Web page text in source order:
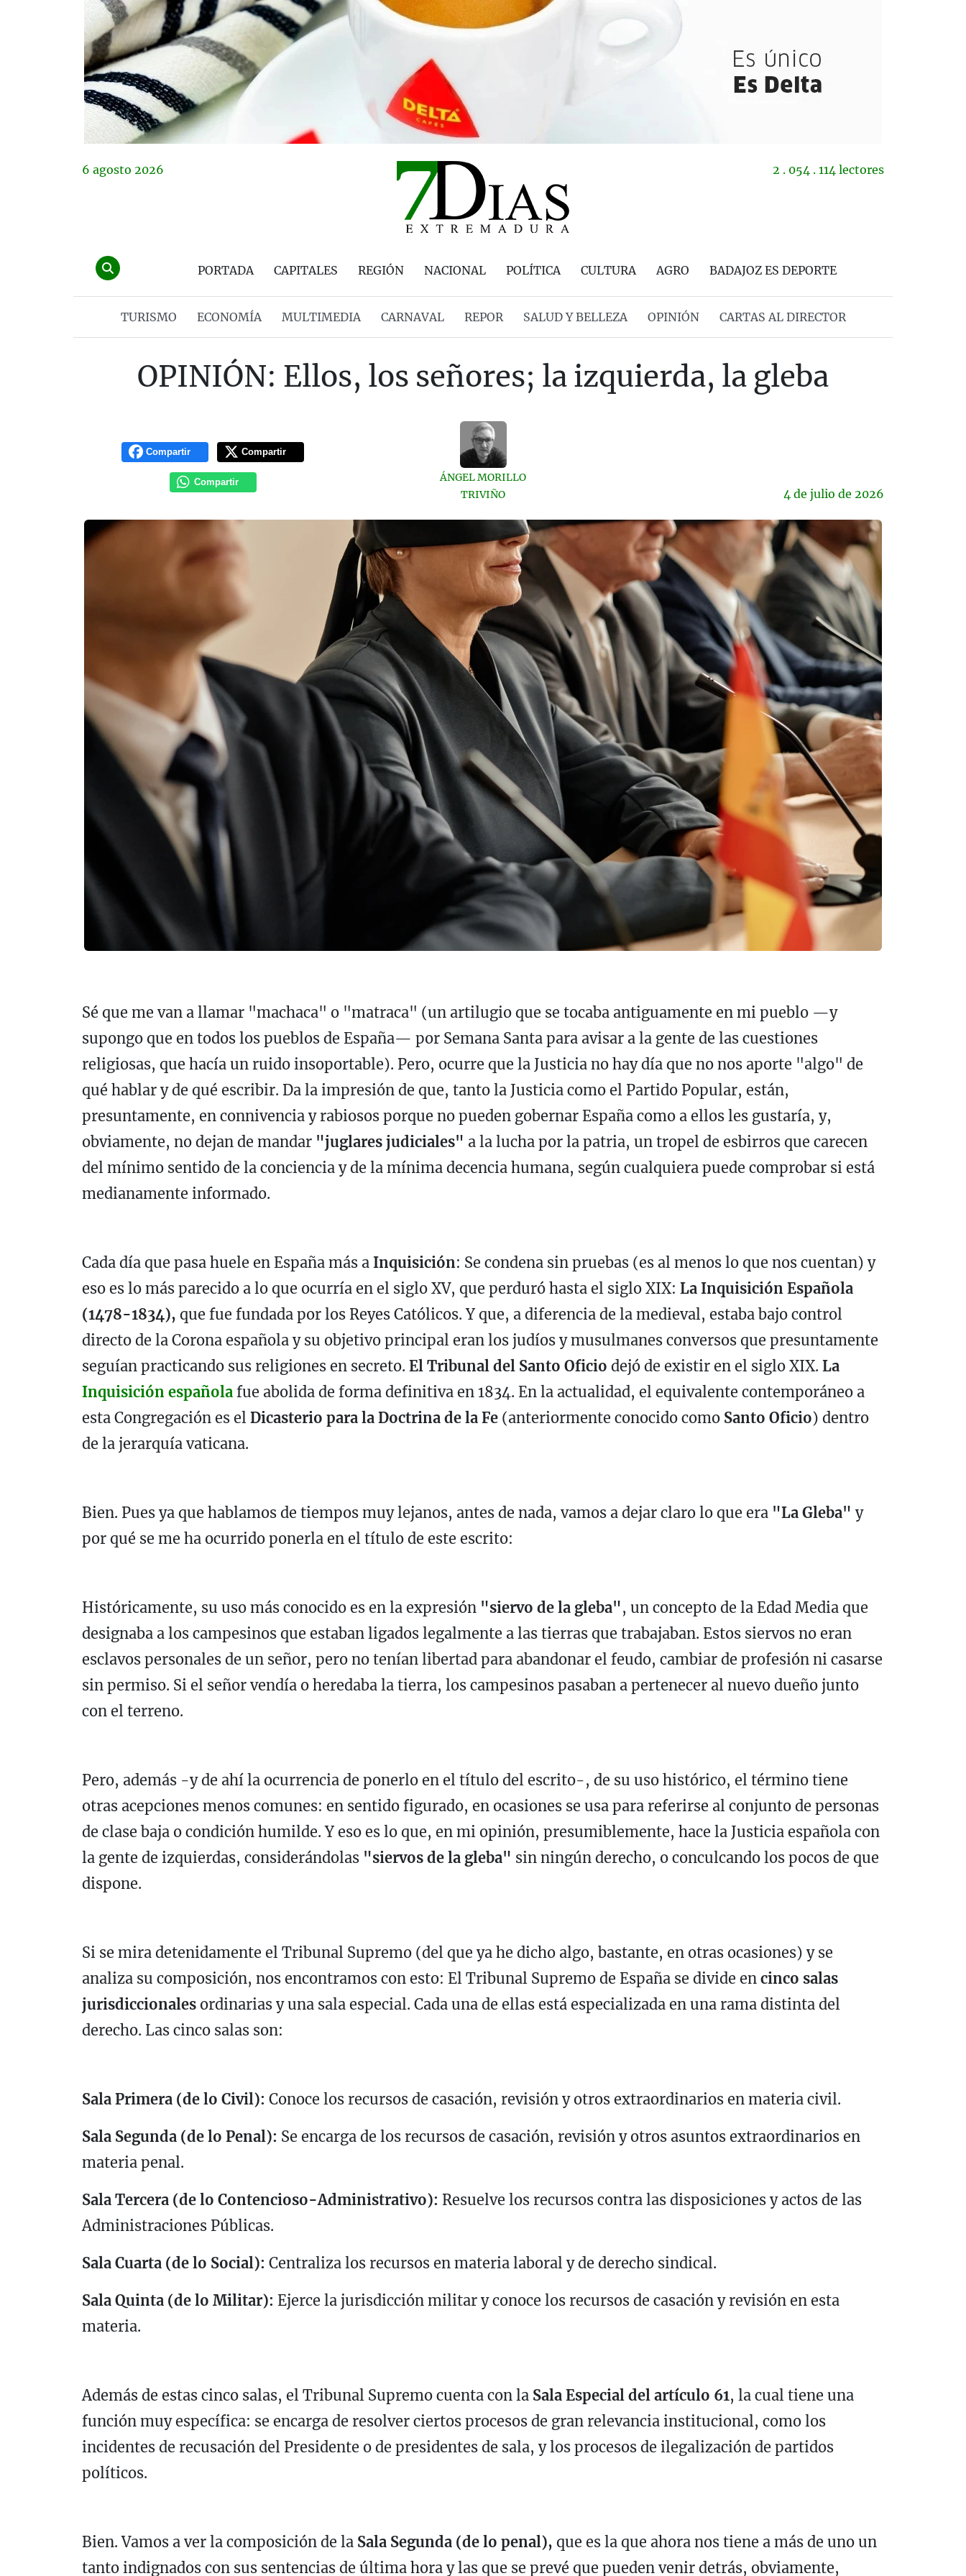
6 agosto 2026 2 . 054 . 114 lectores
PORTADA CAPITALES REGIÓN NACIONAL POLÍTICA CULTURA AGRO BADAJOZ ES DEPORTE
TURISMO ECONOMÍA MULTIMEDIA CARNAVAL REPOR SALUD Y BELLEZA OPINIÓN CARTAS AL DIRECTOR
OPINIÓN: Ellos, los señores; la izquierda, la gleba
Compartir Compartir
Compartir
ÁNGEL MORILLO
TRIVIÑO
4 de julio de 2026
Sé que me van a llamar "machaca" o "matraca" (un artilugio que se tocaba antiguamente en mi pueblo —y
supongo que en todos los pueblos de España— por Semana Santa para avisar a la gente de las cuestiones
religiosas, que hacía un ruido insoportable). Pero, ocurre que la Justicia no hay día que no nos aporte "algo" de
qué hablar y de qué escribir. Da la impresión de que, tanto la Justicia como el Partido Popular, están,
presuntamente, en connivencia y rabiosos porque no pueden gobernar España como a ellos les gustaría, y,
obviamente, no dejan de mandar "juglares judiciales" a la lucha por la patria, un tropel de esbirros que carecen
del mínimo sentido de la conciencia y de la mínima decencia humana, según cualquiera puede comprobar si está
medianamente informado.
Cada día que pasa huele en España más a Inquisición: Se condena sin pruebas (es al menos lo que nos cuentan) y
eso es lo más parecido a lo que ocurría en el siglo XV, que perduró hasta el siglo XIX: La Inquisición Española
(1478-1834), que fue fundada por los Reyes Católicos. Y que, a diferencia de la medieval, estaba bajo control
directo de la Corona española y su objetivo principal eran los judíos y musulmanes conversos que presuntamente
seguían practicando sus religiones en secreto. El Tribunal del Santo Oficio dejó de existir en el siglo XIX. La
Inquisición española fue abolida de forma definitiva en 1834. En la actualidad, el equivalente contemporáneo a
esta Congregación es el Dicasterio para la Doctrina de la Fe (anteriormente conocido como Santo Oficio) dentro
de la jerarquía vaticana.
Bien. Pues ya que hablamos de tiempos muy lejanos, antes de nada, vamos a dejar claro lo que era "La Gleba" y
por qué se me ha ocurrido ponerla en el título de este escrito:
Históricamente, su uso más conocido es en la expresión "siervo de la gleba", un concepto de la Edad Media que
designaba a los campesinos que estaban ligados legalmente a las tierras que trabajaban. Estos siervos no eran
esclavos personales de un señor, pero no tenían libertad para abandonar el feudo, cambiar de profesión ni casarse
sin permiso. Si el señor vendía o heredaba la tierra, los campesinos pasaban a pertenecer al nuevo dueño junto
con el terreno.
Pero, además -y de ahí la ocurrencia de ponerlo en el título del escrito-, de su uso histórico, el término tiene
otras acepciones menos comunes: en sentido figurado, en ocasiones se usa para referirse al conjunto de personas
de clase baja o condición humilde. Y eso es lo que, en mi opinión, presumiblemente, hace la Justicia española con
la gente de izquierdas, considerándolas "siervos de la gleba" sin ningún derecho, o conculcando los pocos de que
dispone.
Si se mira detenidamente el Tribunal Supremo (del que ya he dicho algo, bastante, en otras ocasiones) y se
analiza su composición, nos encontramos con esto: El Tribunal Supremo de España se divide en cinco salas
jurisdiccionales ordinarias y una sala especial. Cada una de ellas está especializada en una rama distinta del
derecho. Las cinco salas son:
Sala Primera (de lo Civil): Conoce los recursos de casación, revisión y otros extraordinarios en materia civil.
Sala Segunda (de lo Penal): Se encarga de los recursos de casación, revisión y otros asuntos extraordinarios en
materia penal.
Sala Tercera (de lo Contencioso-Administrativo): Resuelve los recursos contra las disposiciones y actos de las
Administraciones Públicas.
Sala Cuarta (de lo Social): Centraliza los recursos en materia laboral y de derecho sindical.
Sala Quinta (de lo Militar): Ejerce la jurisdicción militar y conoce los recursos de casación y revisión en esta
materia.
Además de estas cinco salas, el Tribunal Supremo cuenta con la Sala Especial del artículo 61, la cual tiene una
función muy específica: se encarga de resolver ciertos procesos de gran relevancia institucional, como los
incidentes de recusación del Presidente o de presidentes de sala, y los procesos de ilegalización de partidos
políticos.
Bien. Vamos a ver la composición de la Sala Segunda (de lo penal), que es la que ahora nos tiene a más de uno un
tanto indignados con sus sentencias de última hora y las que se prevé que pueden venir detrás, obviamente,